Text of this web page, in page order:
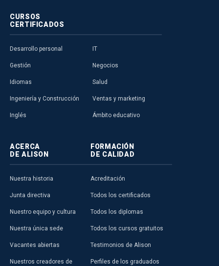
CURSOS
CERTIFICADOS
Desarrollo personal
Gestión
Idiomas
Ingeniería y Construcción
Inglés
IT
Negocios
Salud
Ventas y marketing
Ámbito educativo
ACERCA
DE ALISON
Nuestra historia
Junta directiva
Nuestro equipo y cultura
Nuestra única sede
Vacantes abiertas
Nuestros creadores de
FORMACIÓN
DE CALIDAD
Acreditación
Todos los certificados
Todos los diplomas
Todos los cursos gratuitos
Testimonios de Alison
Perfiles de los graduados